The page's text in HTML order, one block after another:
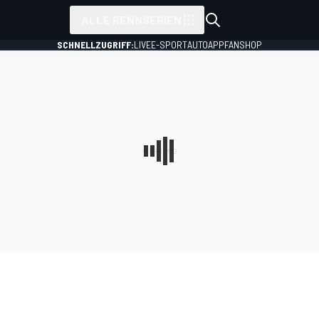
SCHNELLZUGRIFF:LIVEE-SPORTAUTOAPPFANSHOP